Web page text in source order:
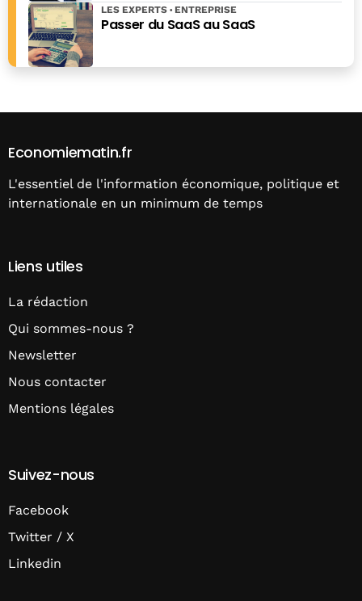
Passer du SaaS au SaaS
LES EXPERTS ENTREPRISE
Economiematin.fr
L'essentiel de l'information économique, politique et
internationale en un minimum de temps
Liens utiles
La rédaction
Qui sommes-nous ?
Newsletter
Nous contacter
Mentions légales
Suivez-nous
Facebook
Twitter / X
Linkedin